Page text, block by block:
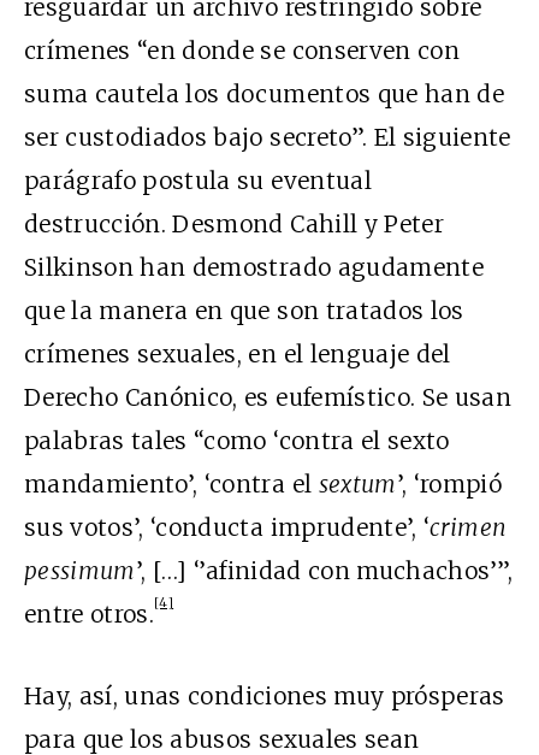
resguardar un archivo restringido sobre
crímenes “en donde se conserven con
suma cautela los documentos que han de
ser custodiados bajo secreto”. El siguiente
parágrafo postula su eventual
destrucción. Desmond Cahill y Peter
Silkinson han demostrado agudamente
que la manera en que son tratados los
crímenes sexuales, en el lenguaje del
Derecho Canónico, es eufemístico. Se usan
palabras tales “como ‘contra el sexto
mandamiento’, ‘contra el sextum’, ‘rompió
sus votos’, ‘conducta imprudente’, ‘crimen
pessimum’, […] ‘’afinidad con muchachos’”,
entre otros.[4]
Hay, así, unas condiciones muy prósperas
para que los abusos sexuales sean